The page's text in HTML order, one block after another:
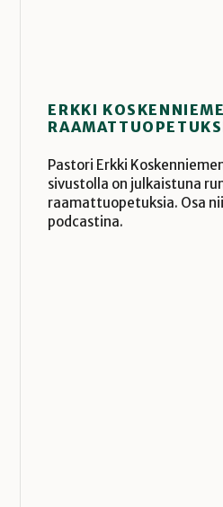
ERKKI
Pastori Erkki
sivustolla on julkaistuna
raamattuopetuksia. Osa
podcastina.